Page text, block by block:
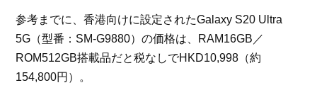
参考までに、香港向けに設定されたGalaxy S20 Ultra
5G（型番：SM-G9880）の価格は、RAM16GB／
ROM512GB搭載品だと税なしでHKD10,998（約
154,800円）。